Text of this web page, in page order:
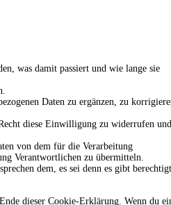
was damit passiert und wie lange sie
Daten zu ergänzen, zu
diese Einwilligung zu widerrufen und
von dem für die Verarbeitung
Verantwortlichen zu übermitteln.
dem, es sei denn es gibt
dieser Cookie-Erklärung. Wenn du